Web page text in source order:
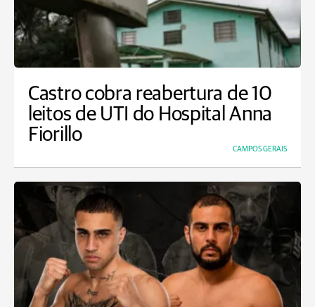
Castro cobra reabertura de 10
leitos de UTI do Hospital Anna
Fiorillo
CAMPOS GERAIS